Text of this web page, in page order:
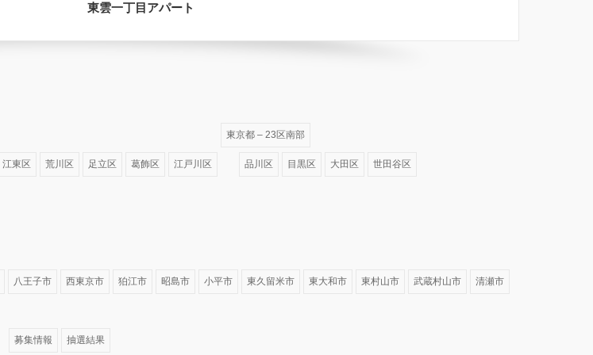
東雲一丁目アパート
江東区 荒川区 足立区 葛飾区 江戸川区
東京都 – 23区南部
品川区 目黒区 大田区 世田谷区
八王子市 西東京市 狛江市 昭島市 小平市 東久留米市 東大和市 東村山市 武蔵村山市 清瀬市
募集情報 抽選結果